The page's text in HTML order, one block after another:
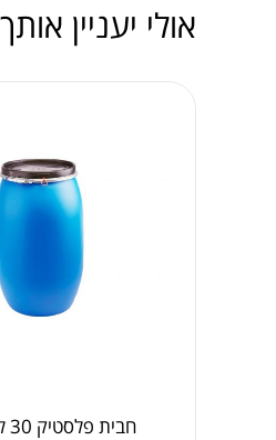
אולי יעניין
חבית פלסטיק 30 ליטר OT